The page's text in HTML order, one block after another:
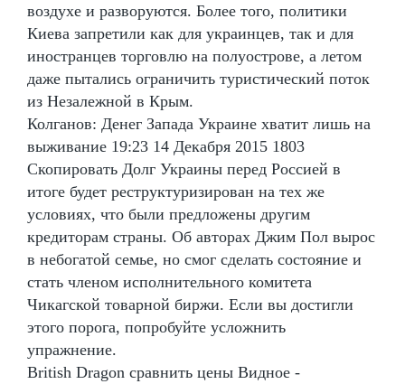
воздухе и разворуются. Более того, политики
Киева запретили как для украинцев, так и для
иностранцев торговлю на полуострове, а летом
даже пытались ограничить туристический поток
из Незалежной в Крым.
Колганов: Денег Запада Украине хватит лишь на
выживание 19:23 14 Декабря 2015 1803
Скопировать Долг Украины перед Россией в
итоге будет реструктуризирован на тех же
условиях, что были предложены другим
кредиторам страны. Об авторах Джим Пол вырос
в небогатой семье, но смог сделать состояние и
стать членом исполнительного комитета
Чикагской товарной биржи. Если вы достигли
этого порога, попробуйте усложнить
упражнение.
British Dragon сравнить цены Видное -